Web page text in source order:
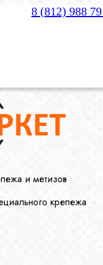
8 (812) 988
и метизов
крепежа